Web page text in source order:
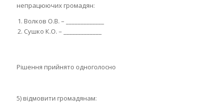
непрацюючих громадян:
Волков О.В. – _____________
Сушко К.О. – _____________
Рішення прийнято одноголосно
5) відмовити громадянам: